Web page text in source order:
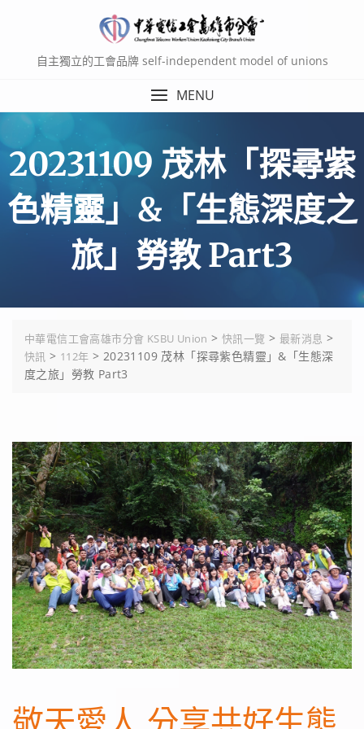
自主獨立的工會品牌 self-independent model of unions
MENU
20231109 茂林「探尋紫
色精靈」&「生態深度之
旅」勞教 Part3
中華電信工會高雄市分會 KSBU Union >快訊一覽 > 最新消息 >
快訊 > 112年 > 20231109 茂林「探尋紫色精靈」&「生態深
度之旅」勞教 Part3